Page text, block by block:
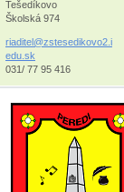
Tešedíkovo
Školská 974
riaditel@zstesedikovo2.i
edu.sk
031/ 77 95 416